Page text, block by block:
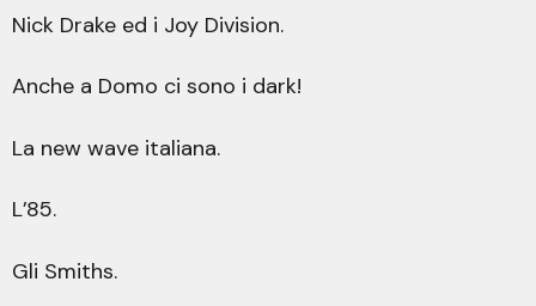
Nick Drake ed i Joy Division.
Anche a Domo ci sono i dark!
La new wave italiana.
L’85.
Gli Smiths.